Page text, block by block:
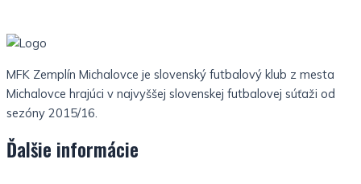
MFK Zemplín Michalovce je slovenský futbalový klub z mesta
Michalovce hrajúci v najvyššej slovenskej futbalovej súťaži od
sezóny 2015/16.
Ďalšie informácie